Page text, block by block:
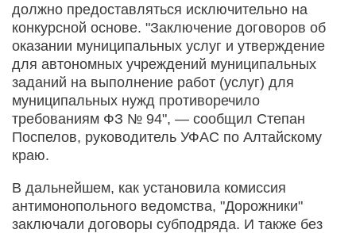
должно предоставляться исключительно на
конкурсной основе. "Заключение договоров об
оказании муниципальных услуг и утверждение
для автономных учреждений муниципальных
заданий на выполнение работ (услуг) для
муниципальных нужд противоречило
требованиям ФЗ № 94", — сообщил Степан
Поспелов, руководитель УФАС по Алтайскому
краю.
В дальнейшем, как установила комиссия
антимонопольного ведомства, "Дорожники"
заключали договоры субподряда. И также без